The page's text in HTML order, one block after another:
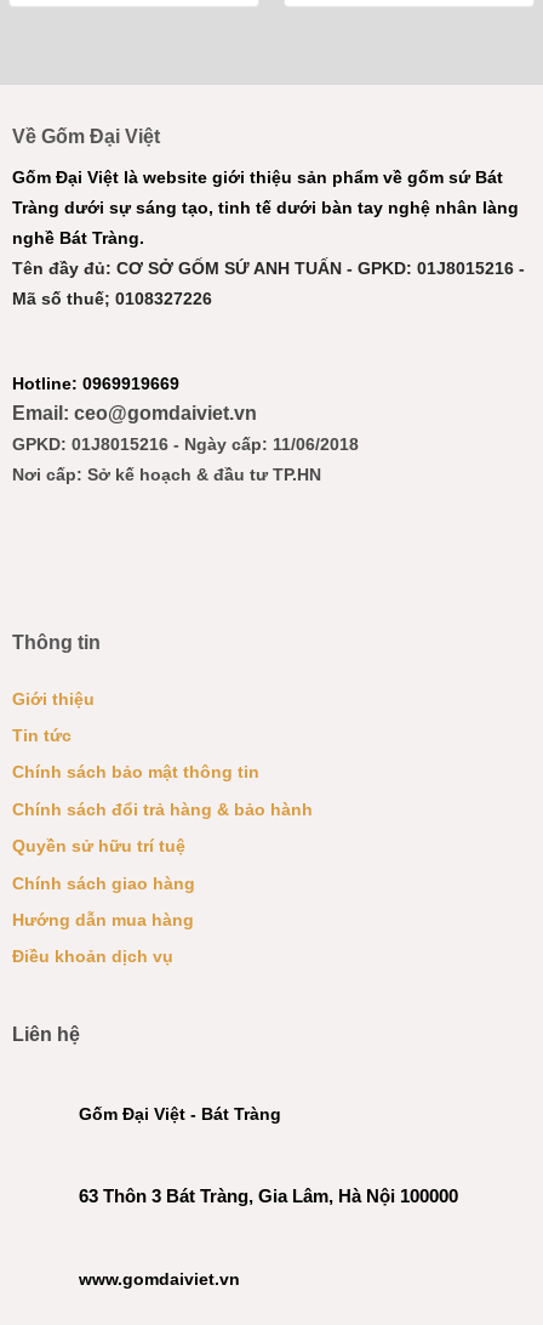
Về Gốm Đại Việt
Gốm Đại Việt là website giới thiệu sản phẩm về gốm sứ Bát
Tràng dưới sự sáng tạo, tinh tế dưới bàn tay nghệ nhân làng
nghề Bát Tràng.
Tên đầy đủ: CƠ SỞ GỐM SỨ ANH TUẤN - GPKD: 01J8015216 -
Mã số thuế; 0108327226
Hotline: 0969919669
Email: ceo@gomdaiviet.vn
GPKD: 01J8015216 - Ngày cấp: 11/06/2018
Nơi cấp: Sở kế hoạch & đầu tư TP.HN
Thông tin
Giới thiệu
Tin tức
Chính sách bảo mật thông tin
Chính sách đổi trả hàng & bảo hành
Quyền sử hữu trí tuệ
Chính sách giao hàng
Hướng dẫn mua hàng
Điều khoản dịch vụ
Liên hệ
Gốm Đại Việt - Bát Tràng
63 Thôn 3 Bát Tràng, Gia Lâm, Hà Nội 100000
www.gomdaiviet.vn